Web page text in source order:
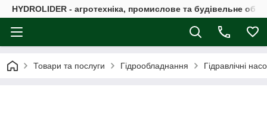
HYDROLIDER - агротехніка, промислове та будівельне
Товари та послуги Гідрообладнання Гідравлічні